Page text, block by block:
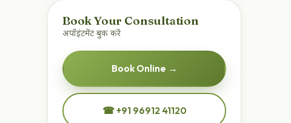
Book Your Consultation
अपॉइंटमेंट बुक करें
Book Online →
☎ +91 96912 41120